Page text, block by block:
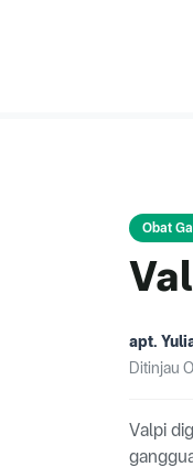
Obat
apt.
Ditinjau
Valpi